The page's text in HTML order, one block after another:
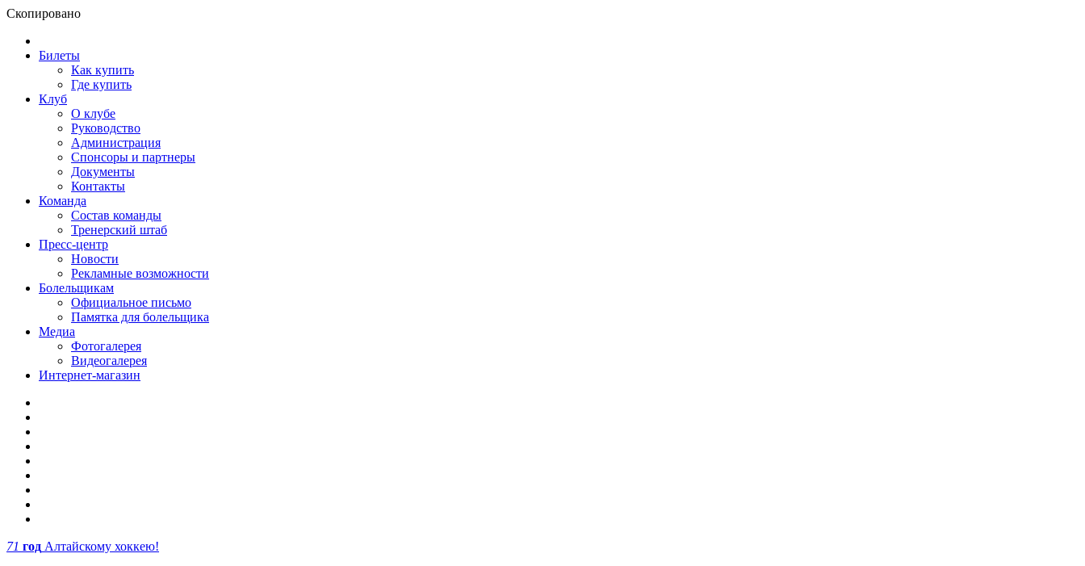
Скопировано
Билеты
Как купить
Где купить
Клуб
О клубе
Руководство
Администрация
Спонсоры и партнеры
Документы
Контакты
Команда
Состав команды
Тренерский штаб
Пресс-центр
Новости
Рекламные возможности
Болельщикам
Официальное письмо
Памятка для болельщика
Медиа
Фотогалерея
Видеогалерея
Интернет-магазин
71 год Алтайскому хоккею!